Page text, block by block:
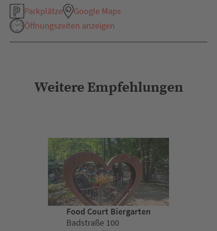
Parkplätze
Google Maps
Öffnungszeiten anzeigen
Weitere Empfehlungen
Food Court Biergarten
Badstraße 100